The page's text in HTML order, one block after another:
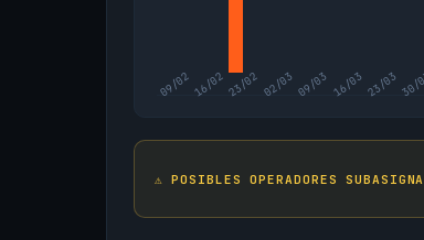
09/0216/0223/02 02/03 09/03 16/03 23/03 30/
⚠️ POSIBLES OPERADORES